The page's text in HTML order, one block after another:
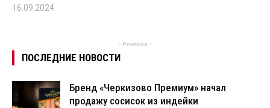
16.09.2024
- Реклама -
ПОСЛЕДНИЕ НОВОСТИ
Бренд «Черкизово Премиум» начал
продажу сосисок из индейки